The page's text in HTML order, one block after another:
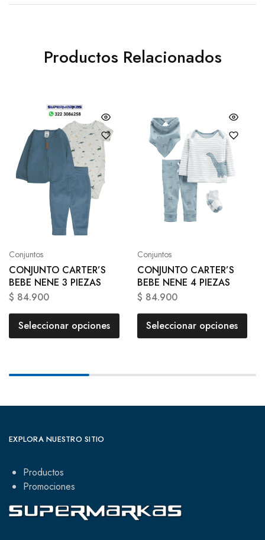
Productos Relacionados
Conjuntos
CONJUNTO CARTER’S
BEBE NENE 3 PIEZAS
$ 84.900
Seleccionar opciones
Conjuntos
CONJUNTO CARTER’S
BEBE NENE 4 PIEZAS
$ 84.900
Seleccionar opciones
EXPLORA NUESTRO SITIO
Productos
Promociones